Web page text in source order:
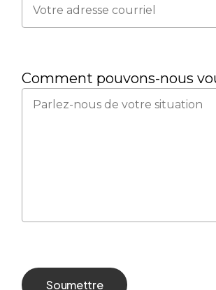
Comment pouvons-nous